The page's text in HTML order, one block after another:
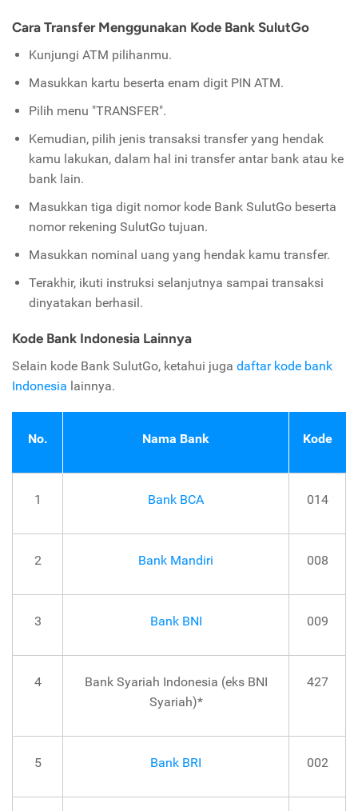
Cara Transfer Menggunakan Kode Bank SulutGo
Kunjungi ATM pilihanmu.
Masukkan kartu beserta enam digit PIN ATM.
Pilih menu "TRANSFER".
Kemudian, pilih jenis transaksi transfer yang hendak
kamu lakukan, dalam hal ini transfer antar bank atau ke
bank lain.
Masukkan tiga digit nomor kode Bank SulutGo beserta
nomor rekening SulutGo tujuan.
Masukkan nominal uang yang hendak kamu transfer.
Terakhir, ikuti instruksi selanjutnya sampai transaksi
dinyatakan berhasil.
Kode Bank Indonesia Lainnya
Selain kode Bank SulutGo, ketahui juga daftar kode bank
Indonesia lainnya.
No. Nama Bank Kode
1 Bank BCA 014
2 Bank Mandiri 008
3 Bank BNI 009
4
Bank Syariah Indonesia (eks BNI
Syariah)*
427
5 Bank BRI 002